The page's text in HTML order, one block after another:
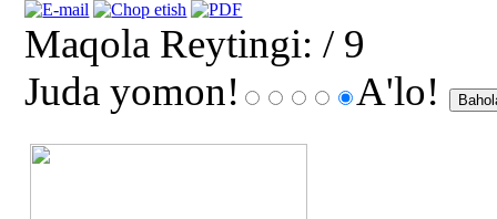
Maqola Reytingi: / 9
Juda yomon!
A'lo!